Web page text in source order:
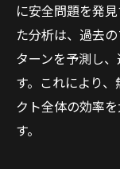
に安全問題を発
た分析は、過去
ターンを予測し
す。これにより
クト全体の効率
す。